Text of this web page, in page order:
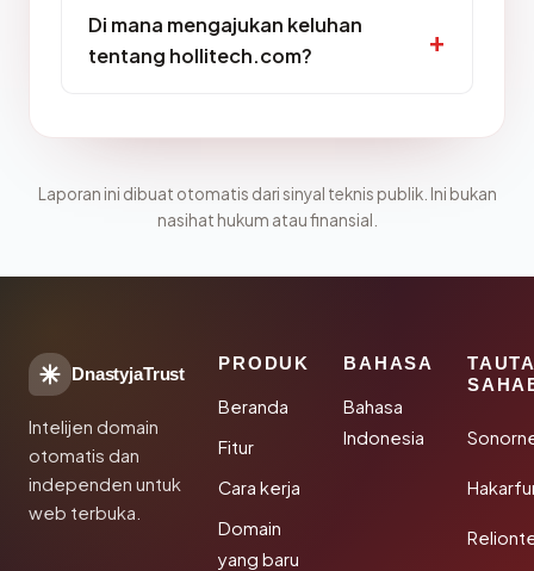
Di mana mengajukan keluhan
tentang hollitech.com?
Laporan ini dibuat otomatis dari sinyal teknis publik. Ini bukan
nasihat hukum atau finansial.
DnastyjaTrust
Intelijen domain
otomatis dan
independen untuk
web terbuka.
PRODUK
Beranda
Fitur
Cara kerja
Domain
yang baru
BAHASA
Bahasa
Indonesia